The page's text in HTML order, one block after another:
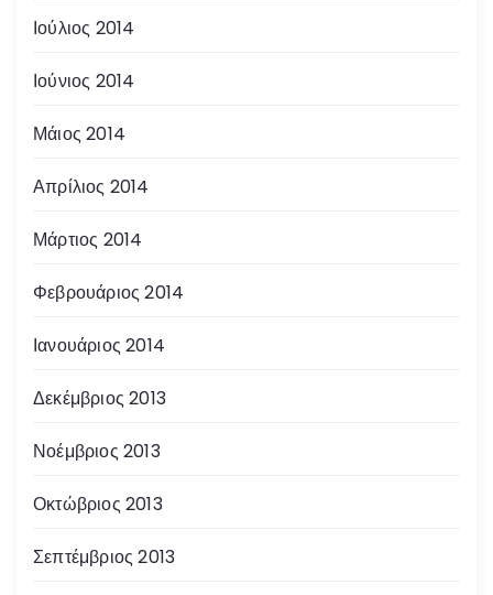
Ιούλιος 2014
Ιούνιος 2014
Μάιος 2014
Απρίλιος 2014
Μάρτιος 2014
Φεβρουάριος 2014
Ιανουάριος 2014
Δεκέμβριος 2013
Νοέμβριος 2013
Οκτώβριος 2013
Σεπτέμβριος 2013